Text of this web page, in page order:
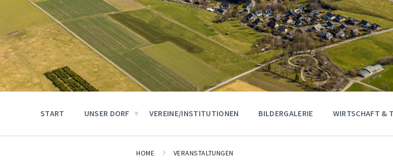
START UNSER DORF VEREINE/INSTITUTIONEN BILDERGALERIE WIRTSCHAFT &
HOME VERANSTALTUNGEN